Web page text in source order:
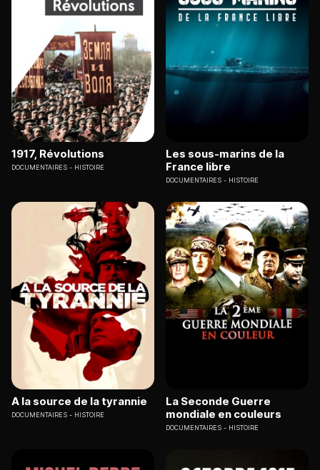
1917, Révolutions
DOCUMENTAIRES HISTOIRE
Les sous-marins de la
France libre
DOCUMENTAIRES HISTOIRE
A la source de la tyrannie
DOCUMENTAIRES HISTOIRE
La Seconde Guerre
mondiale en couleurs
DOCUMENTAIRES HISTOIRE